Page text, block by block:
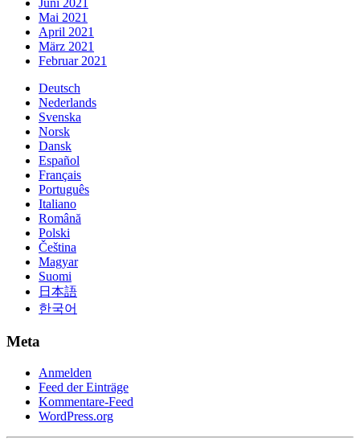
Juni 2021
Mai 2021
April 2021
März 2021
Februar 2021
Deutsch
Nederlands
Svenska
Norsk
Dansk
Español
Français
Português
Italiano
Română
Polski
Čeština
Magyar
Suomi
日本語
한국어
Meta
Anmelden
Feed der Einträge
Kommentare-Feed
WordPress.org